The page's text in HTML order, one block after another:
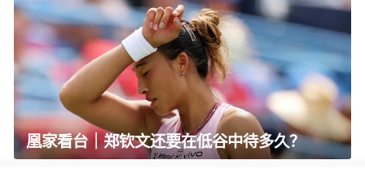
凰家看台｜郑钦文还要在低谷中待多久？